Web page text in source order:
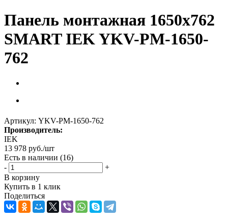
Панель монтажная 1650х762
SMART IEK YKV-PM-1650-
762
Артикул: YKV-PM-1650-762
Производитель:
IEK
13 978 руб./шт
Есть в наличии (16)
-
+
В корзину
Купить в 1 клик
Поделиться